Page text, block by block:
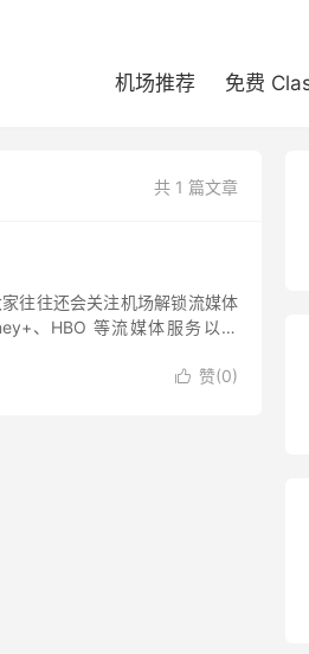
机场推荐 免费
共 1 篇文章
往往还会关注机场解锁流媒体
、HBO 等流媒体服务以及
 赞(0)